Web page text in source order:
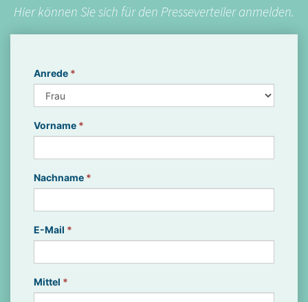
Hier können Sie sich für den Presseverteiler anmelden.
Anrede *
Vorname *
Nachname *
E-Mail *
Mittel *